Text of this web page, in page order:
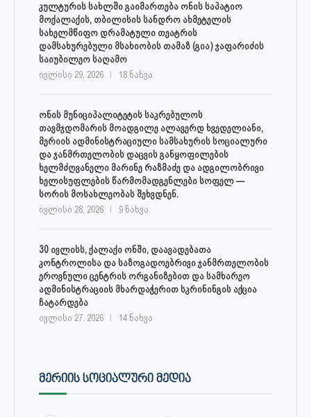
კულტურის სახლში გაიმართება ონის საპატიო
მოქალაქის, თბილისის სანდრო ახმეტელის
სახელმწიფო დრამატული თეატრის
დამსახურებული მსახიობის თამაზ (გია) ჯაფარიძის
საიუბილეო საღამო
ივლისი 29, 2026 18 ნახვა
ონის მუნიციპალიტეტის საკრებულოს
თავმჯდომარის მოადგილე ალავერდ ხვედელიანი,
მერიის ადმინისტრაციული სამსახურის სოციალური
და ჯანმრთელობის დაცვის განყოფილების
ხელმძღვანელი მარინე რაზმაძე და ადგილობრივი
ხელისუფლების წარმომადგენლები სოფელ —
სორის მოსახლეობას შეხვდნენ.
ივლისი 28, 2026 9 ნახვა
30 ივლისს, ქალაქი ონში, დაავადებათა
კონტროლისა და საზოგადოებრივი ჯანმრთელობის
ეროვნული ცენტრის ორგანიზებით და სამხარეო
ადმინისტრაციის მხარდაჭერით სკრინინგის აქცია
ჩატარდება
ივლისი 27, 2026 14 ნახვა
ᲛᲔᲠᲘᲘᲡ ᲡᲝᲪᲘᲐᲚᲣᲠᲘ ᲛᲔᲓᲘᲐ